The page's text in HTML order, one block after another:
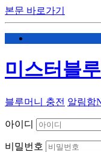
본문 바로가기
미스터블루
블루머니 충전 알림함
아이디
비밀번호